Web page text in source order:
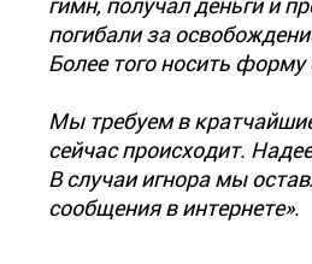
гимн, получал деньги и
погибали за
Более того носить
Мы требуем в
сейчас происходит.
В случаи игнора мы
сообщения в интернете».